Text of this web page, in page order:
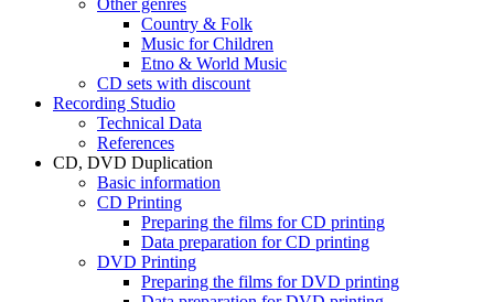
Other genres
Country & Folk
Music for Children
Etno & World Music
CD sets with discount
Recording Studio
Technical Data
References
CD, DVD Duplication
Basic information
CD Printing
Preparing the films for CD printing
Data preparation for CD printing
DVD Printing
Preparing the films for DVD printing